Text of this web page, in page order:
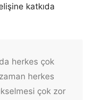
katkıda
herkes çok
herkes
çok zor